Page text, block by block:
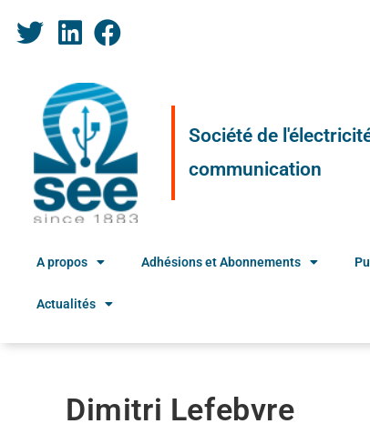
Société de
communication
A propos Adhésions et Abonnements
Actualités
Dimitri Lefebvre